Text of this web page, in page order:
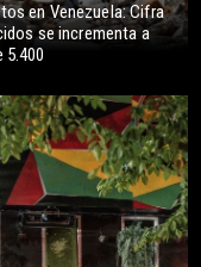
en Venezuela: Cifra
se incrementa a
5.400